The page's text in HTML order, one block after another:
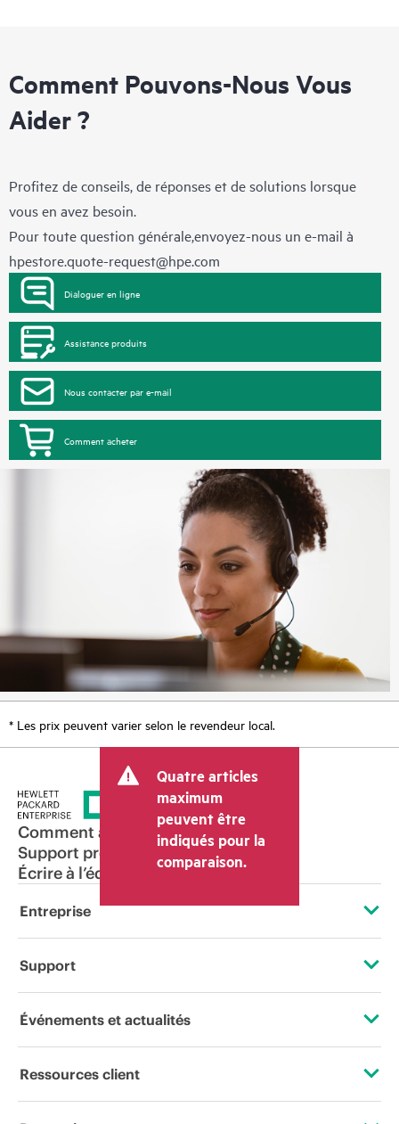
Comment Pouvons-Nous Vous
Aider ?
Profitez de conseils, de réponses et de solutions lorsque
vous en avez besoin.
Pour toute question générale,envoyez-nous un e-mail à
hpestore.quote-request@hpe.com
Dialoguer en ligne
Assistance produits
Nous contacter par e-mail
Comment acheter
* Les prix peuvent varier selon le revendeur local.
Quatre articles
maximum
peuvent être
indiqués pour la
comparaison.
Comment acheter
Support produit
Écrire à l’équipe commerciale
Entreprise
À propos de HPE
Responsabilité d’entreprise
Support
Services d’assistance opérationnelle (OSS)
Événements et actualités
Événements
Ressources client
Nous contacter